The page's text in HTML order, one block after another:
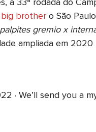
big brother o São
palpites gremio x
ampliada em 2020
· We’ll send you a